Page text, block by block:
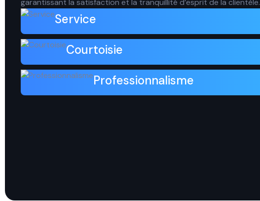
garantissant la satisfaction et la tranquillité d’esprit de la clientèle.
Service
Courtoisie
Professionnalisme